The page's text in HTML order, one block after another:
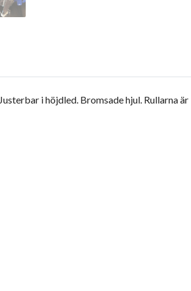
i höjdled. Bromsade hjul. Rullarna